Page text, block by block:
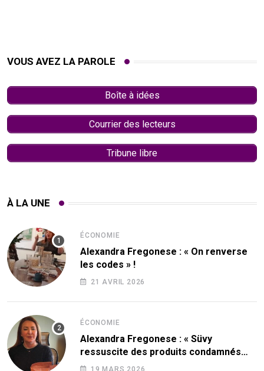
VOUS AVEZ LA PAROLE
Boîte à idées
Courrier des lecteurs
Tribune libre
À LA UNE
ÉCONOMIE
Alexandra Fregonese : « On renverse
les codes » !
21 AVRIL 2026
ÉCONOMIE
Alexandra Fregonese : « Süvy
ressuscite des produits condamnés
par le sucre ! »
19 MARS 2026